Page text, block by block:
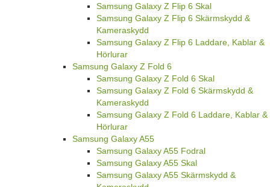
Samsung Galaxy Z Flip 6 Skal
Samsung Galaxy Z Flip 6 Skärmskydd &
Kameraskydd
Samsung Galaxy Z Flip 6 Laddare, Kablar &
Hörlurar
Samsung Galaxy Z Fold 6
Samsung Galaxy Z Fold 6 Skal
Samsung Galaxy Z Fold 6 Skärmskydd &
Kameraskydd
Samsung Galaxy Z Fold 6 Laddare, Kablar &
Hörlurar
Samsung Galaxy A55
Samsung Galaxy A55 Fodral
Samsung Galaxy A55 Skal
Samsung Galaxy A55 Skärmskydd &